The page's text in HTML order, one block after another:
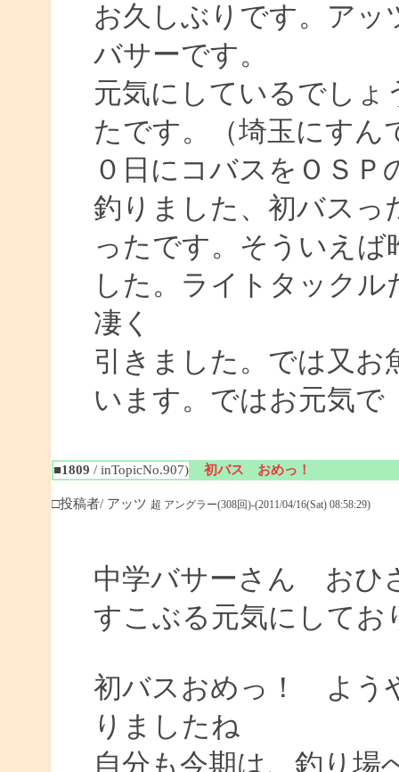
お久しぶりです。アッ
バサーです。
元気にしているでしょ
たです。（埼玉にすん
０日にコバスをＯＳ
釣りました、初バスっ
ったです。そういえ
した。ライトタック
凄く
引きました。では又お
います。ではお元気で
■1809 / inTopicNo.907) 初バス おめっ！
□投稿者/ アッツ 超 アングラー(308回)-(2011/04/16(Sat) 08:58:29)
中学バサーさん おひ
すこぶる元気にしてお
初バスおめっ！ よう
りましたね
自分も今期は、釣り場